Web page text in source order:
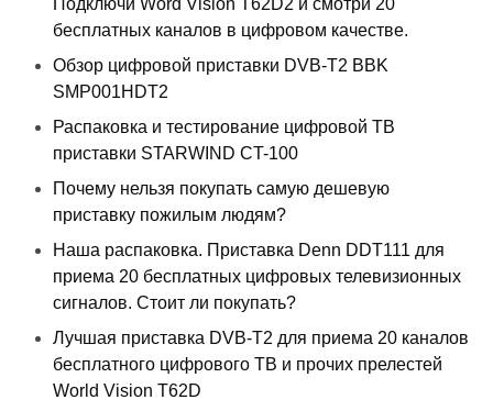
Подключи Word Vision T62D2 и смотри 20
бесплатных каналов в цифровом качестве.
Обзор цифровой приставки DVB-T2 BBK
SMP001HDT2
Распаковка и тестирование цифровой ТВ
приставки STARWIND CT-100
Почему нельзя покупать самую дешевую
приставку пожилым людям?
Наша распаковка. Приставка Denn DDT111 для
приема 20 бесплатных цифровых телевизионных
сигналов. Стоит ли покупать?
Лучшая приставка DVB-T2 для приема 20 каналов
бесплатного цифрового ТВ и прочих прелестей
World Vision T62D